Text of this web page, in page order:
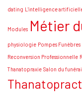
dating L'intelligence
Modules Métier
physiologie Pompes Funèbres
Reconversion Professionnelle
Thanatopraxie Salon du